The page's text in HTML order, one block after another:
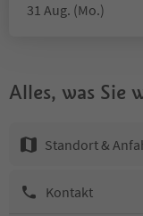
31 Aug. (Mo.)
Alles, was Sie
Standort &
Kontakt